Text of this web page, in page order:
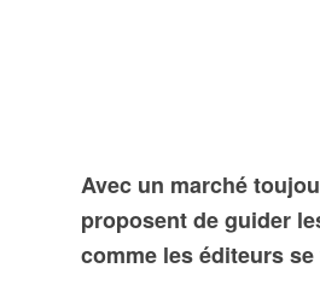
Avec un marché
proposent de guider
comme les éditeurs